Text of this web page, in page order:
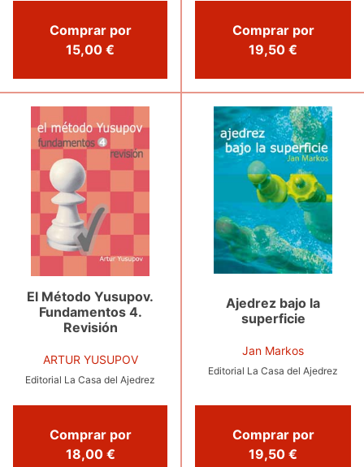
Comprar por
15,00 €
Comprar por
19,50 €
El Método Yusupov.
Fundamentos 4.
Revisión
ARTUR YUSUPOV
Editorial La Casa del Ajedrez
Comprar por
18,00 €
Ajedrez bajo la
superficie
Jan Markos
Editorial La Casa del Ajedrez
Comprar por
19,50 €